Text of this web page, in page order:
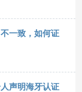
一致，如何证
声明海牙认证